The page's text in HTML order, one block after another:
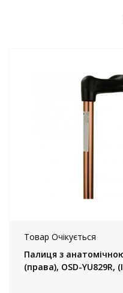
Товар Очікується
Палиця з
(права), OSD-YU829R,